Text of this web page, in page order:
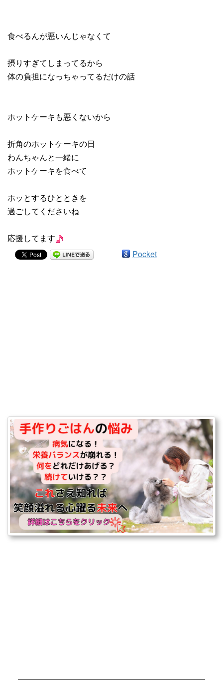
食べるんが悪いんじゃなくて
摂りすぎてしまってるから
体の負担になっちゃってるだけの話
ホットケーキも悪くないから
折角のホットケーキの日
わんちゃんと一緒に
ホットケーキを食べて
ホッとするひとときを
過ごしてくださいね
応援してます
Pocket